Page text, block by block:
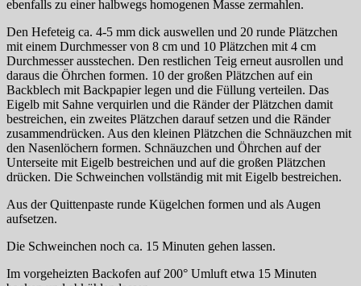
ebenfalls zu einer halbwegs homogenen Masse zermahlen.
Den Hefeteig ca. 4-5 mm dick auswellen und 20 runde Plätzchen
mit einem Durchmesser von 8 cm und 10 Plätzchen mit 4 cm
Durchmesser ausstechen. Den restlichen Teig erneut ausrollen und
daraus die Öhrchen formen. 10 der großen Plätzchen auf ein
Backblech mit Backpapier legen und die Füllung verteilen. Das
Eigelb mit Sahne verquirlen und die Ränder der Plätzchen damit
bestreichen, ein zweites Plätzchen darauf setzen und die Ränder
zusammendrücken. Aus den kleinen Plätzchen die Schnäuzchen mit
den Nasenlöchern formen. Schnäuzchen und Öhrchen auf der
Unterseite mit Eigelb bestreichen und auf die großen Plätzchen
drücken. Die Schweinchen vollständig mit mit Eigelb bestreichen.
Aus der Quittenpaste runde Kügelchen formen und als Augen
aufsetzen.
Die Schweinchen noch ca. 15 Minuten gehen lassen.
Im vorgeheizten Backofen auf 200° Umluft etwa 15 Minuten